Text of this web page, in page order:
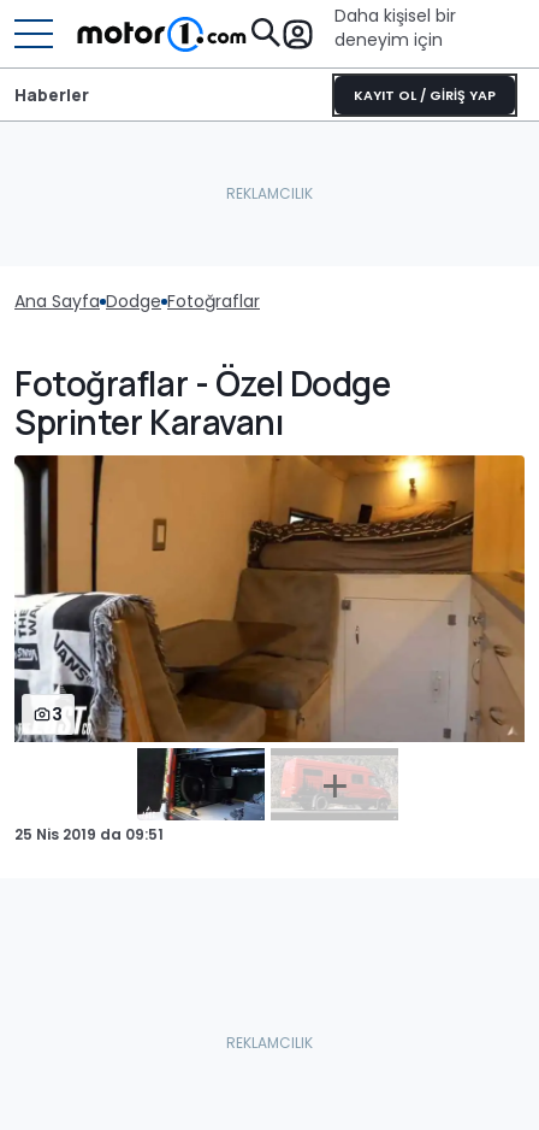
Daha kişisel bir
deneyim için
KAYIT OL / GİRİŞ YAP
Haberler
Ana Sayfa Dodge Fotoğraflar
Fotoğraflar - Özel Dodge
Sprinter Karavanı
3
25 Nis 2019 da 09:51